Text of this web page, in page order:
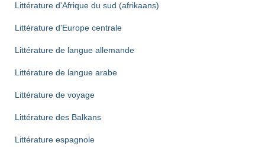
Littérature d'Afrique du sud (afrikaans)
Littérature d'Europe centrale
Littérature de langue allemande
Littérature de langue arabe
Littérature de voyage
Littérature des Balkans
Littérature espagnole